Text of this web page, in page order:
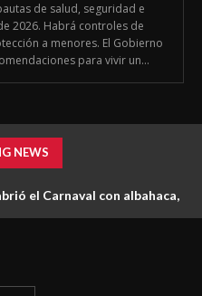
de salud, seguridad e
2026. Habrá controles de
a menores. El Gobierno
para vivir un...
NEWS
el Carnaval con albahaca,